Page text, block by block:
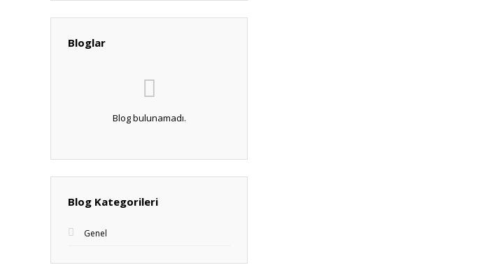
Bloglar
Blog bulunamadı.
Blog Kategorileri
Genel